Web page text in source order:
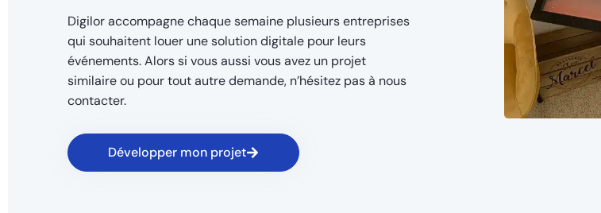
Digilor accompagne chaque semaine plusieurs entreprises
qui souhaitent louer une solution digitale pour leurs
événements. Alors si vous aussi vous avez un projet
similaire ou pour tout autre demande, n’hésitez pas à nous
contacter.
Développer mon projet